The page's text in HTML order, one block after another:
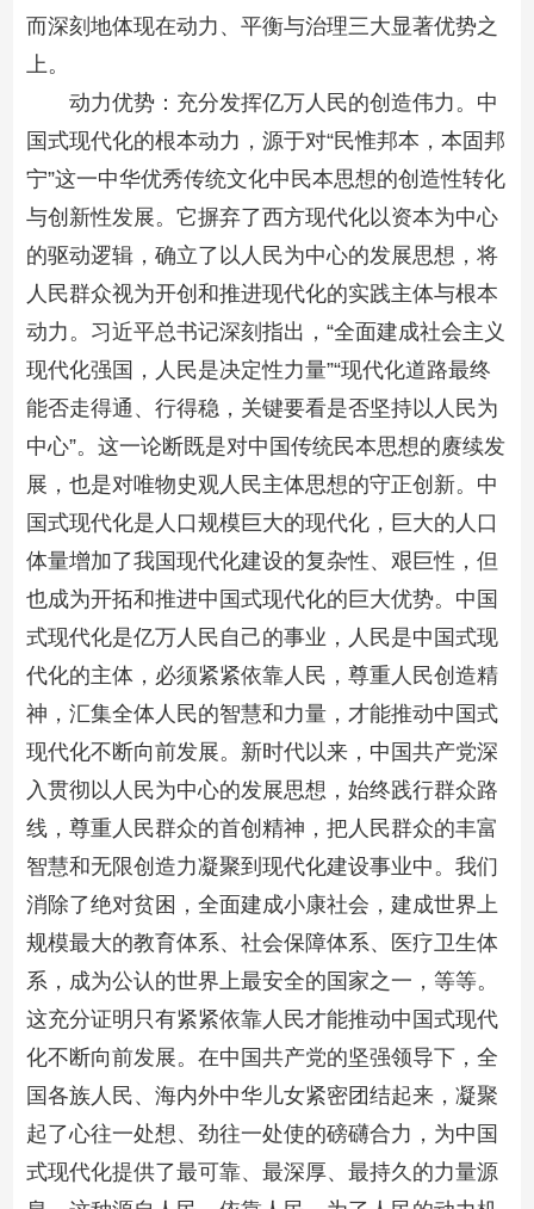
而深刻地体现在动力、平衡与治理三大显著优势之
上。
动力优势：充分发挥亿万人民的创造伟力。中
国式现代化的根本动力，源于对“民惟邦本，本固邦
宁”这一中华优秀传统文化中民本思想的创造性转化
与创新性发展。它摒弃了西方现代化以资本为中心
的驱动逻辑，确立了以人民为中心的发展思想，将
人民群众视为开创和推进现代化的实践主体与根本
动力。习近平总书记深刻指出，“全面建成社会主义
现代化强国，人民是决定性力量”“现代化道路最终
能否走得通、行得稳，关键要看是否坚持以人民为
中心”。这一论断既是对中国传统民本思想的赓续发
展，也是对唯物史观人民主体思想的守正创新。中
国式现代化是人口规模巨大的现代化，巨大的人口
体量增加了我国现代化建设的复杂性、艰巨性，但
也成为开拓和推进中国式现代化的巨大优势。中国
式现代化是亿万人民自己的事业，人民是中国式现
代化的主体，必须紧紧依靠人民，尊重人民创造精
神，汇集全体人民的智慧和力量，才能推动中国式
现代化不断向前发展。新时代以来，中国共产党深
入贯彻以人民为中心的发展思想，始终践行群众路
线，尊重人民群众的首创精神，把人民群众的丰富
智慧和无限创造力凝聚到现代化建设事业中。我们
消除了绝对贫困，全面建成小康社会，建成世界上
规模最大的教育体系、社会保障体系、医疗卫生体
系，成为公认的世界上最安全的国家之一，等等。
这充分证明只有紧紧依靠人民才能推动中国式现代
化不断向前发展。在中国共产党的坚强领导下，全
国各族人民、海内外中华儿女紧密团结起来，凝聚
起了心往一处想、劲往一处使的磅礴合力，为中国
式现代化提供了最可靠、最深厚、最持久的力量源